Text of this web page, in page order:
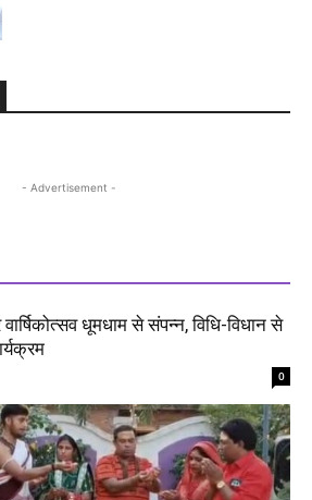
- Advertisement -
धूमधाम से संपन्न, विधि-विधान से
0